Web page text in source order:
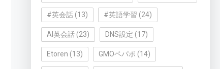
#英会話(13) #英語学習 (24)
AI英会話(23) DNS設定 (17)
Etoren (13) GMOペパボ (14)